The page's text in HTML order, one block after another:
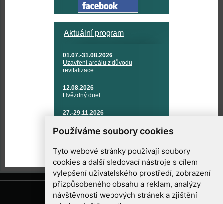
Používáme soubory cookies
Tyto webové stránky používají soubory
cookies a další sledovací nástroje s cílem
vylepšení uživatelského prostředí, zobrazení
přizpůsobeného obsahu a reklam, analýzy
návštěvnosti webových stránek a zjištění
Aktuální program
01.07.-31.08.2026
Uzavření areálu z důvodu
revitalizace
12.08.2026
Hvězdný duel
27.-29.11.2026
TECHNIKA A KOSMICKÉ
TECHNOLOGIE